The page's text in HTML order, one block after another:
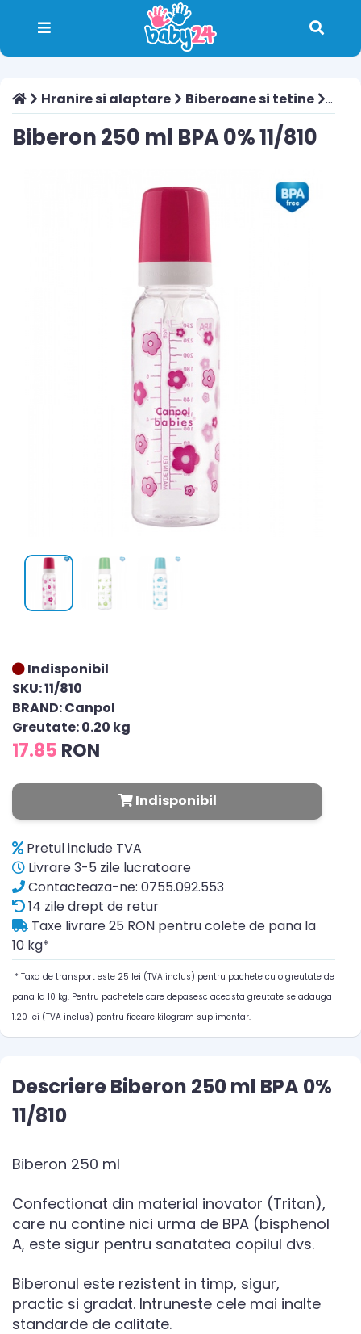
Hranire si alaptare Biberoane si tetine
Biberon 250 ml BPA 0% 11/810
Indisponibil
SKU: 11/810
BRAND: Canpol
Greutate: 0.20 kg
17.85 RON
Indisponibil
Pretul include TVA
Livrare 3-5 zile lucratoare
Contacteaza-ne: 0755.092.553
14 zile drept de retur
Taxe livrare 25 RON pentru colete de pana la
10 kg*
* Taxa de transport este 25 lei (TVA inclus) pentru pachete cu o greutate de
pana la 10 kg. Pentru pachetele care depasesc aceasta greutate se adauga
1.20 lei (TVA inclus) pentru fiecare kilogram suplimentar.
Descriere Biberon 250 ml BPA 0%
11/810
Biberon 250 ml
Confectionat din material inovator (Tritan),
care nu contine nici urma de BPA (bisphenol
A, este sigur pentru sanatatea copilul dvs.
Biberonul este rezistent in timp, sigur,
practic si gradat. Intruneste cele mai inalte
standarde de calitate.